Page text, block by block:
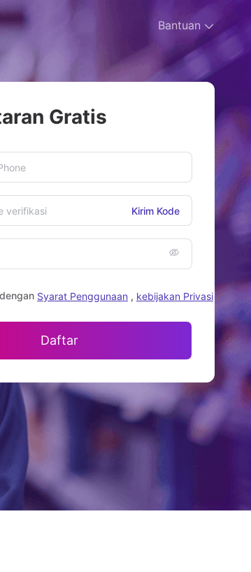
Bantuan
Gratis
Kirim Kode
Syarat Penggunaan , kebijakan Privasi
Daftar